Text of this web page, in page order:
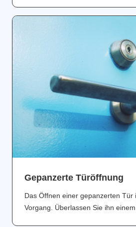
Gepanzerte Türöffnung
Das Öffnen einer gepanzerten Tür
Vorgang. Überlassen Sie ihn